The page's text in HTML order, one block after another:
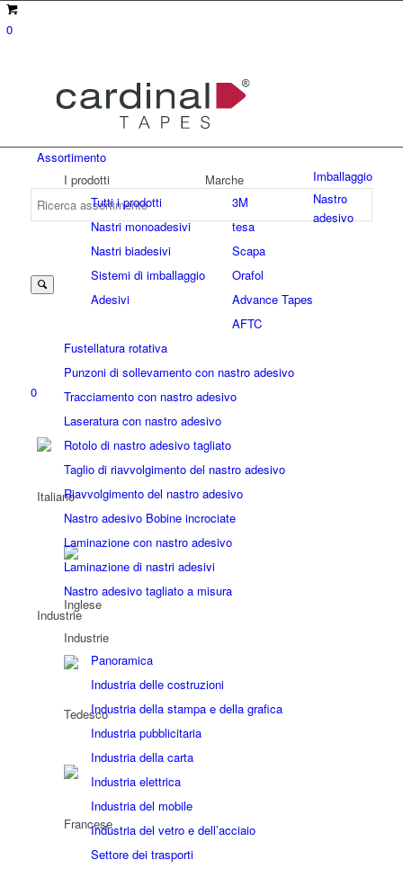
0
0
Assortimento
I prodotti
Tutti i prodotti
Nastri monoadesivi
Nastri biadesivi
Sistemi di imballaggio
Adesivi
Marche
3M
tesa
Scapa
Orafol
Advance Tapes
AFTC
Imballaggio
Nastro
adesivo
Fustellatura rotativa
Punzoni di sollevamento con nastro adesivo
Tracciamento con nastro adesivo
Laseratura con nastro adesivo
Rotolo di nastro adesivo tagliato
Taglio di riavvolgimento del nastro adesivo
Riavvolgimento del nastro adesivo
Nastro adesivo Bobine incrociate
Laminazione con nastro adesivo
Laminazione di nastri adesivi
Nastro adesivo tagliato a misura
Industrie
Industrie
Panoramica
Industria delle costruzioni
Industria della stampa e della grafica
Industria pubblicitaria
Industria della carta
Industria elettrica
Industria del mobile
Industria del vetro e dell’acciaio
Settore dei trasporti